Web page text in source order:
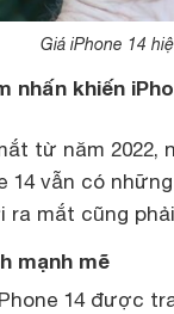
Giá iPhone 14
nhấn khiến
từ năm 2022,
14 vẫn có
ra mắt cũng
mạnh mẽ
14 được